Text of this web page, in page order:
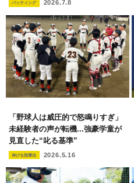
バッティング 2026.7.8
「野球人は威圧的で怒鳴りすぎ」
未経験者の声が転機...強豪学童が
見直した“叱る基準”
伸びる指導法 2026.5.16